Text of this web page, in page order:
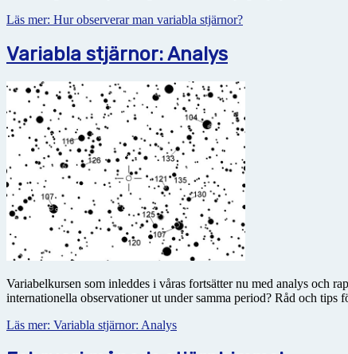
Läs mer: Hur observerar man variabla stjärnor?
Variabla stjärnor: Analys
Variabelkursen som inleddes i våras fortsätter nu med analys och
internationella observationer ut under samma period? Råd och tips
Läs mer: Variabla stjärnor: Analys